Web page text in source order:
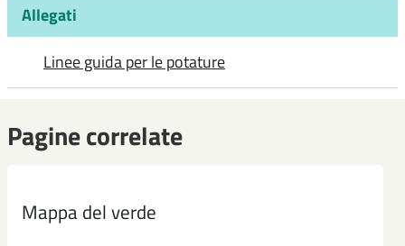
Allegati
Linee guida per le potature
Pagine correlate
Mappa del verde